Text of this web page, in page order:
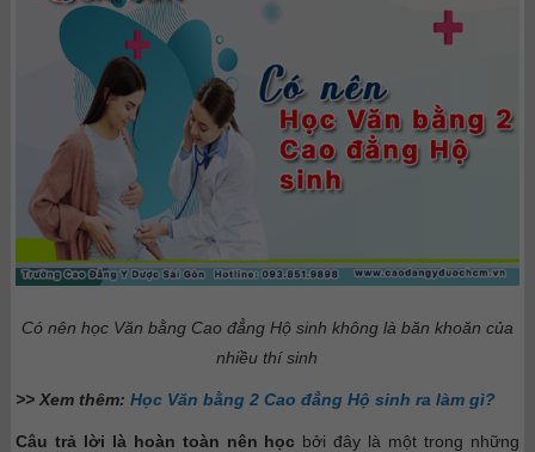
Có nên học Văn bằng Cao đẳng Hộ sinh không là băn khoăn của
nhiều thí sinh
>> Xem thêm:Học Văn bằng 2 Cao đẳng Hộ sinh ra làm gì?
Câu trả lời là hoàn toàn nên học bởi đây là một trong những